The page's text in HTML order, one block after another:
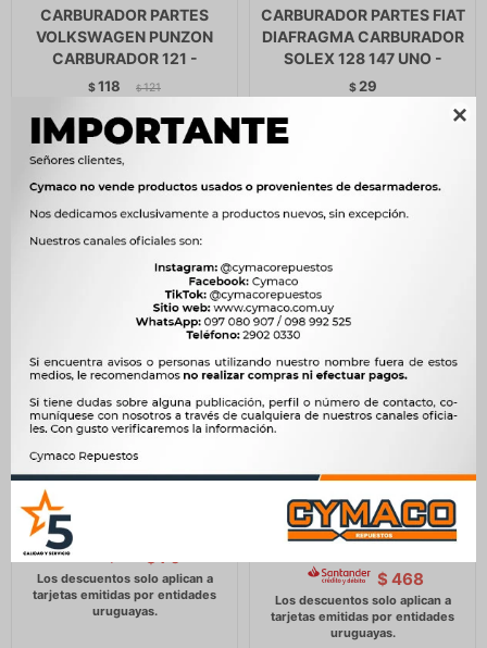

CARBURADOR PARTES
VOLKSWAGEN PUNZON
CARBURADOR 121 -
$118 $ 121
$ 100
CARBURADOR PARTES FIAT
DIAFRAGMA CARBURADOR
SOLEX 128 147 UNO -
$ 29
CARBURADOR PARTES FIAT
DIAFRAGMA CARBURADOR
RENAULT KIT REPARACION
R18 R21 CARBURADOR
SOLEX 34 TEIE -
$ 468